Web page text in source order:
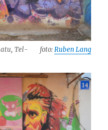
Tel-
foto:Ruben Lang